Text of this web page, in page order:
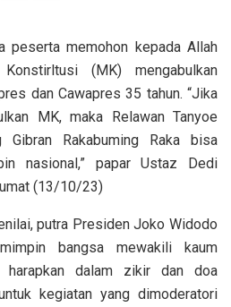
peserta memohon kepada Allah
(MK) mengabulkan
dan Cawapres 35 tahun. “Jika
MK, maka Relawan Tanyoe
Gibran Rakabuming Raka bisa
nasional,” papar Ustaz Dedi
(13/10/23)
putra Presiden Joko Widodo
bangsa mewakili kaum
dalam zikir dan doa
kegiatan yang dimoderatori